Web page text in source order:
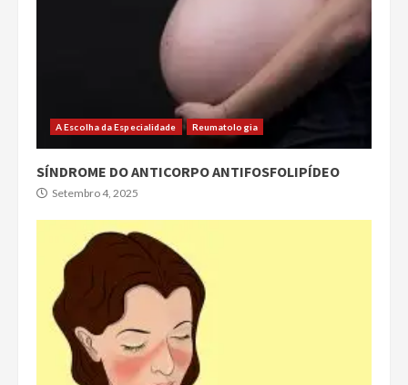
A Escolha da Especialidade Reumatologia
SÍNDROME DO ANTICORPO ANTIFOSFOLIPÍDEO
Setembro 4, 2025